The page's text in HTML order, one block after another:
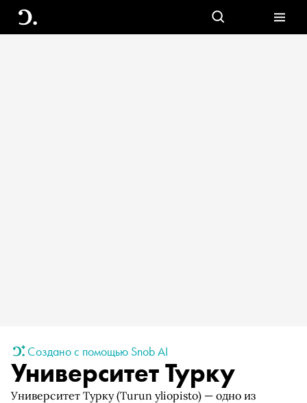
Создано с помощью Snob AI
Университет Турку
Университет Турку (Turun yliopisto) — одно из